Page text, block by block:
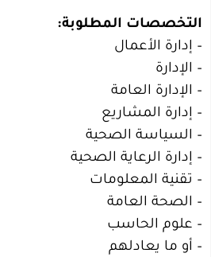
التخصصات المطلوبة:
– إدارة الأعمال
– الإدارة
– الإدارة العامة
– إدارة المشاريع
– السياسة الصحية
– إدارة الرعاية الصحية
– تقنية المعلومات
– الصحة العامة
– علوم الحاسب
– أو ما يعادلهم